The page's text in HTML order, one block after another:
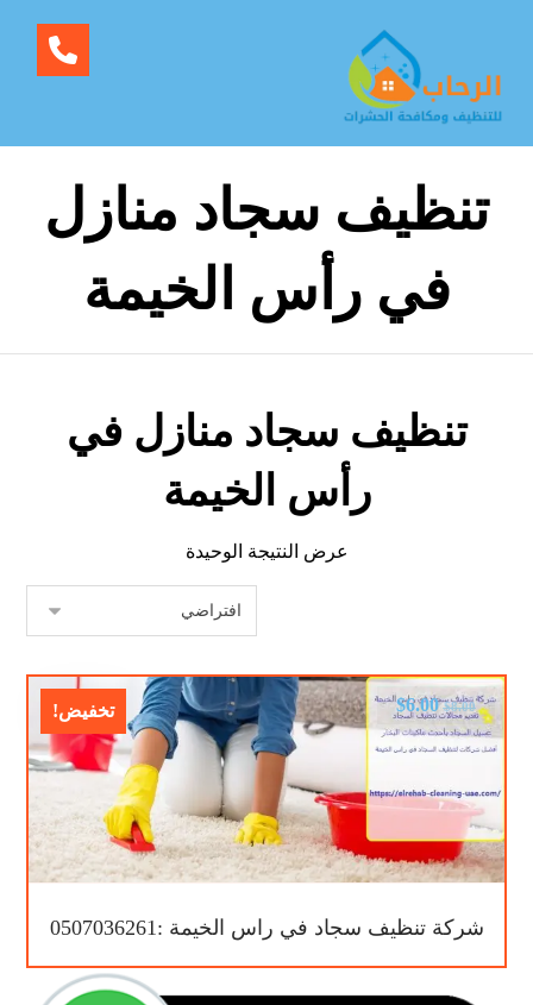
تنظيف سجاد منازل
في رأس الخيمة
تنظيف سجاد منازل في
رأس الخيمة
عرض النتيجة الوحيدة
تخفيض!
شركة تنظيف سجاد في راس الخيمة :0507036261
$8.00
$6.00